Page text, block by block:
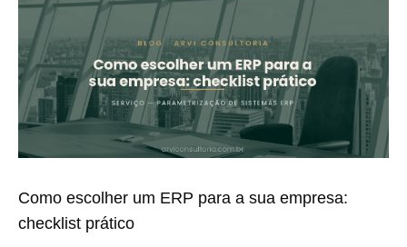
Como escolher um ERP para a sua empresa:
checklist prático